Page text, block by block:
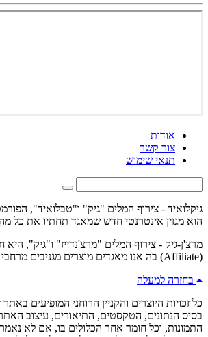
אודות
צור קשר
תנאי שימוש
גיקלואיד - צירוף המלים "גיק" ו"טבלואיד",
הוא מגזין אינטרנטי חדש שמאגד תחתיו את כל מה
מרצ'ן-גיק - צירוף המלים "מרצ'נדייז" ו"גיק", היא
(Affiliate) בה אנו מאגדים מוצרים מגניבים מרחבי הרשת.
בחזרה למעלה
כל זכויות היוצרים והקניין הרוחני המופיעים
בסיס הנתונים, הטקסטים, התיאורים, עיצוב
התמונות, וכל חומר אחר הכלולים בו, אם לא